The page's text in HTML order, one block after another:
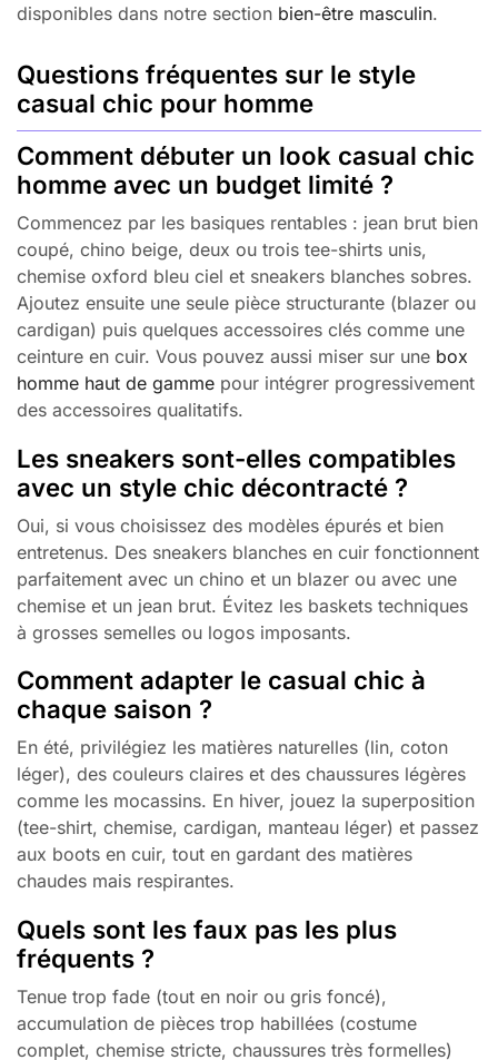
disponibles dans notre section bien-être masculin.
Questions fréquentes sur le style
casual chic pour homme
Comment débuter un look casual chic
homme avec un budget limité ?
Commencez par les basiques rentables : jean brut bien
coupé, chino beige, deux ou trois tee-shirts unis,
chemise oxford bleu ciel et sneakers blanches sobres.
Ajoutez ensuite une seule pièce structurante (blazer ou
cardigan) puis quelques accessoires clés comme une
ceinture en cuir. Vous pouvez aussi miser sur une box
homme haut de gamme pour intégrer progressivement
des accessoires qualitatifs.
Les sneakers sont-elles compatibles
avec un style chic décontracté ?
Oui, si vous choisissez des modèles épurés et bien
entretenus. Des sneakers blanches en cuir fonctionnent
parfaitement avec un chino et un blazer ou avec une
chemise et un jean brut. Évitez les baskets techniques
à grosses semelles ou logos imposants.
Comment adapter le casual chic à
chaque saison ?
En été, privilégiez les matières naturelles (lin, coton
léger), des couleurs claires et des chaussures légères
comme les mocassins. En hiver, jouez la superposition
(tee-shirt, chemise, cardigan, manteau léger) et passez
aux boots en cuir, tout en gardant des matières
chaudes mais respirantes.
Quels sont les faux pas les plus
fréquents ?
Tenue trop fade (tout en noir ou gris foncé),
accumulation de pièces trop habillées (costume
complet, chemise stricte, chaussures très formelles)